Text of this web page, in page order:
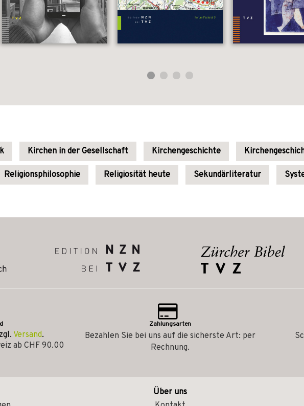
Kirchen in der Gesellschaft Kirchengeschichte
Religionsphilosophie Religiosität heute Sekundärliteratur
Versand.
ab CHF 90.00
Zahlungsarten
Bezahlen Sie bei uns auf die sicherste Art: per
Rechnung.
Über uns